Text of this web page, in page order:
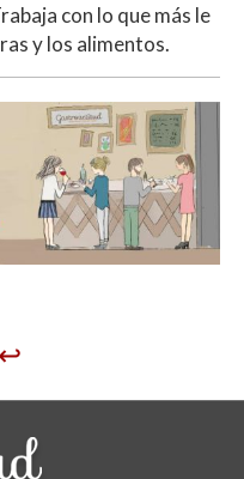
con lo que más le
y los alimentos.